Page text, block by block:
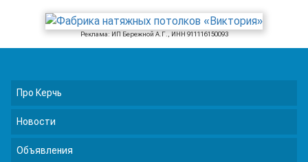
Реклама: ИП Бережной А.Г., ИНН 911116150093
Про Керчь
Новости
Объявления